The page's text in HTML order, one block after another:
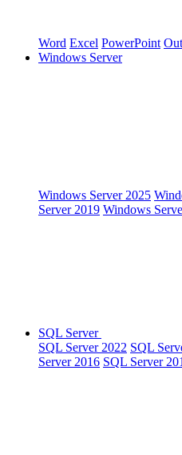
Word Excel PowerPoint
Windows Server
Windows Server 2025
Server 2019 Windows
SQL Server
SQL Server 2022 SQL
Server 2016 SQL Server